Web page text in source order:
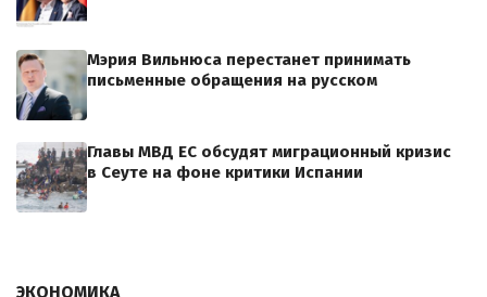
Мэрия Вильнюса перестанет принимать
письменные обращения на русском
Главы МВД ЕС обсудят миграционный кризис
в Сеуте на фоне критики Испании
ЭКОНОМИКА